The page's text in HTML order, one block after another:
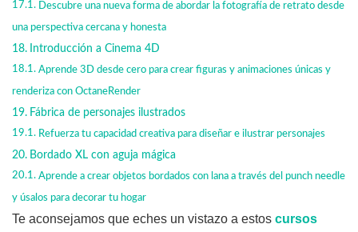
Descubre una nueva forma de abordar la fotografía de retrato desde
una perspectiva cercana y honesta
Introducción a Cinema 4D
Aprende 3D desde cero para crear figuras y animaciones únicas y
renderiza con OctaneRender
Fábrica de personajes ilustrados
Refuerza tu capacidad creativa para diseñar e ilustrar personajes
Bordado XL con aguja mágica
Aprende a crear objetos bordados con lana a través del punch needle
y úsalos para decorar tu hogar
Te aconsejamos que eches un vistazo a estos cursos